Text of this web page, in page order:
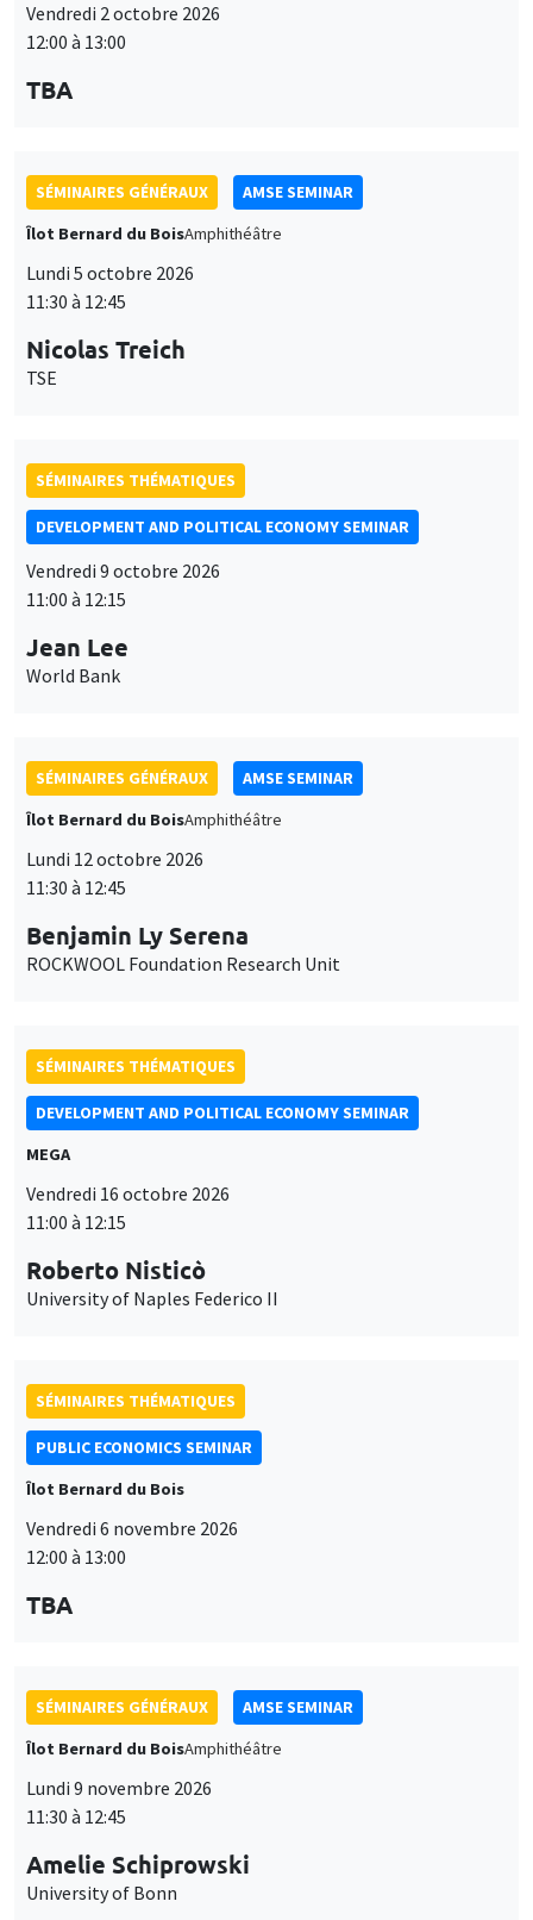
Vendredi 2 octobre 2026
12:00 à 13:00
TBA
SÉMINAIRES GÉNÉRAUX
AMSE SEMINAR
Îlot Bernard du BoisAmphithéâtre
Lundi 5 octobre 2026
11:30 à 12:45
Nicolas Treich
TSE
SÉMINAIRES THÉMATIQUES
DEVELOPMENT AND POLITICAL ECONOMY SEMINAR
Vendredi 9 octobre 2026
11:00 à 12:15
Jean Lee
World Bank
SÉMINAIRES GÉNÉRAUX
AMSE SEMINAR
Îlot Bernard du BoisAmphithéâtre
Lundi 12 octobre 2026
11:30 à 12:45
Benjamin Ly Serena
ROCKWOOL Foundation Research Unit
SÉMINAIRES THÉMATIQUES
DEVELOPMENT AND POLITICAL ECONOMY SEMINAR
MEGA
Vendredi 16 octobre 2026
11:00 à 12:15
Roberto Nisticò
University of Naples Federico II
SÉMINAIRES THÉMATIQUES
PUBLIC ECONOMICS SEMINAR
Îlot Bernard du Bois
Vendredi 6 novembre 2026
12:00 à 13:00
TBA
SÉMINAIRES GÉNÉRAUX
AMSE SEMINAR
Îlot Bernard du BoisAmphithéâtre
Lundi 9 novembre 2026
11:30 à 12:45
Amelie Schiprowski
University of Bonn
des
personnelles
et
des
cookies
Ce site utilise des cookies et des services tiers pour garantir son bon
contenus multimédias. Vous êtes libre d’accepter, de refuser ou de
politique de confidentialité.
Personnaliser